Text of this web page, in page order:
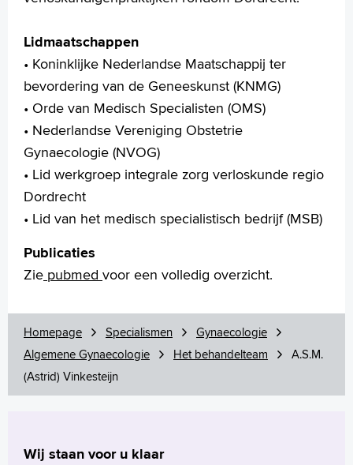
Verwijzers
Tekstgrootte A+
Voorleesfunctie
Language
Zoeken
English
Français
Polski
Arabisch
Lidmaatschappen
• Koninklijke Nederlandse Maatschappij ter
bevordering van de Geneeskunst (KNMG)
• Orde van Medisch Specialisten (OMS)
• Nederlandse Vereniging Obstetrie
Gynaecologie (NVOG)
• Lid werkgroep integrale zorg verloskunde regio
Dordrecht
• Lid van het medisch specialistisch bedrijf (MSB)
Publicaties
Zie pubmed voor een volledig overzicht.
Homepage Specialismen
Gynaecologie
Algemene Gynaecologie
Het behandelteam
A.S.M.
(Astrid) Vinkesteijn
Wij staan voor u klaar